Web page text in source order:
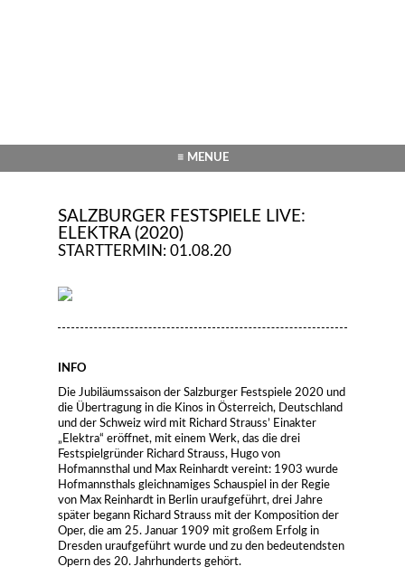
≡ MENUE
SALZBURGER FESTSPIELE LIVE:
ELEKTRA (2020)
STARTTERMIN: 01.08.20
INFO
Die Jubiläumssaison der Salzburger Festspiele 2020 und
die Übertragung in die Kinos in Österreich, Deutschland
und der Schweiz wird mit Richard Strauss’ Einakter
„Elektra“ eröffnet, mit einem Werk, das die drei
Festspielgründer Richard Strauss, Hugo von
Hofmannsthal und Max Reinhardt vereint: 1903 wurde
Hofmannsthals gleichnamiges Schauspiel in der Regie
von Max Reinhardt in Berlin uraufgeführt, drei Jahre
später begann Richard Strauss mit der Komposition der
Oper, die am 25. Januar 1909 mit großem Erfolg in
Dresden uraufgeführt wurde und zu den bedeutendsten
Opern des 20. Jahrhunderts gehört.